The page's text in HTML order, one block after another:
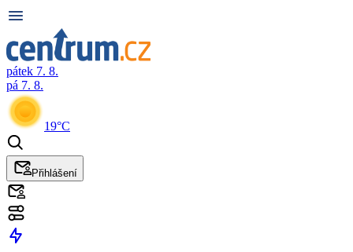
pátek 7. 8.
pá 7. 8.
19°C
Přihlášení